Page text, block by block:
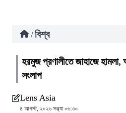
/ বিশ্ব
হরমুজ প্রণালীতে জাহাজে হামলা,
সংলাপ
Lens Asia
৪ আগস্ট, ২০২৬ সন্ধ্যা ০৬:৩০